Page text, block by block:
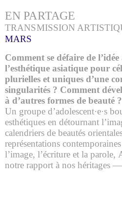
EN PARTAGE
TRANSMISSION
MARS
Comment se défaire de
l’esthétique asiatique pour
plurielles et uniques d’une
singularités ? Comment
à d’autres formes de beauté ?
Un groupe d’adolescent·e·s
esthétiques en détournant
calendriers de beautés
représentations
l’image, l’écriture et la parole,
notre rapport à nos héritages